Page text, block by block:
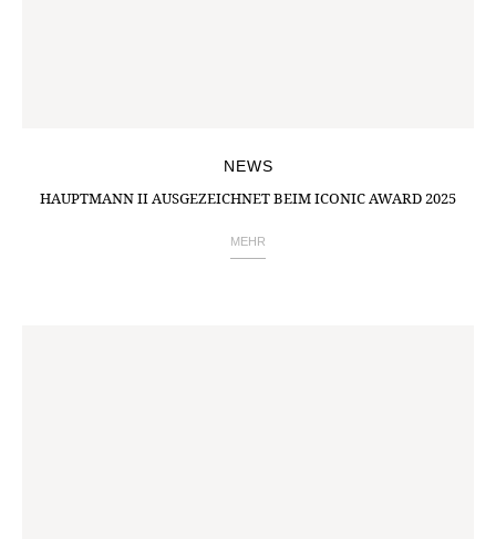
NEWS
HAUPTMANN II AUSGEZEICHNET BEIM ICONIC AWARD 2025
MEHR